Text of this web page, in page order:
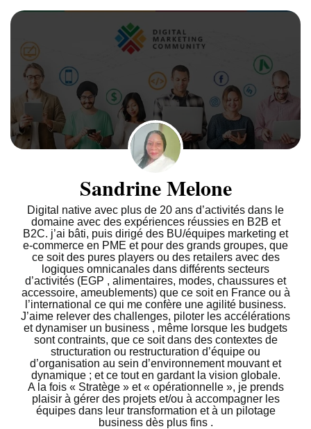
Sandrine Melone
Digital native avec plus de 20 ans d’activités dans le
domaine avec des expériences réussies en B2B et
B2C. j’ai bâti, puis dirigé des BU/équipes marketing et
e-commerce en PME et pour des grands groupes, que
ce soit des pures players ou des retailers avec des
logiques omnicanales dans différents secteurs
d’activités (EGP , alimentaires, modes, chaussures et
accessoire, ameublements) que ce soit en France ou à
l’international ce qui me confère une agilité business.
J’aime relever des challenges, piloter les accélérations
et dynamiser un business , même lorsque les budgets
sont contraints, que ce soit dans des contextes de
structuration ou restructuration d’équipe ou
d’organisation au sein d’environnement mouvant et
dynamique ; et ce tout en gardant la vision globale.
A la fois « Stratège » et « opérationnelle », je prends
plaisir à gérer des projets et/ou à accompagner les
équipes dans leur transformation et à un pilotage
business dès plus fins .